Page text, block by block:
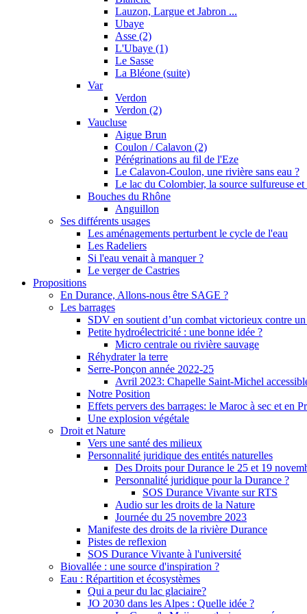
Lauzon, Largue et Jabron ...
Ubaye
Asse (2)
L'Ubaye (1)
Le Sasse
La Bléone (suite)
Var
Verdon
Verdon (2)
Vaucluse
Aigue Brun
Coulon / Calavon (2)
Pérégrinations au fil de l'Eze
Le Calavon-Coulon, une rivière sans eau ?
Le lac du Colombier, la source sulfureuse
Bouches du Rhône
Anguillon
Ses différents usages
Les aménagements perturbent le cycle de l'eau
Les Radeliers
Si l'eau venait à manquer ?
Le verger de Castries
Propositions
En Durance, Allons-nous être SAGE ?
Les barrages
SDV en soutient d’un combat victorieux contre un
Petite hydroélectricité : une bonne idée ?
Micro centrale ou rivière sauvage
Réhydrater la terre
Serre-Ponçon année 2022-25
Avril 2023: Chapelle Saint-Michel
Notre Position
Effets pervers des barrages: le Maroc à sec et en
Une explosion végétale
Droit et Nature
Vers une santé des milieux
Personnalité juridique des entités naturelles
Des Droits pour Durance le 25 et 19
Personnalité juridique pour la Durance ?
SOS Durance Vivante sur RTS
Audio sur les droits de la Nature
Journée du 25 novembre 2023
Manifeste des droits de la rivière Durance
Pistes de reflexion
SOS Durance Vivante à l'université
Biovallée : une source d'inspiration ?
Eau : Répartition et écosystèmes
Qui a peur du lac glaciaire?
JO 2030 dans les Alpes : Quelle idée ?